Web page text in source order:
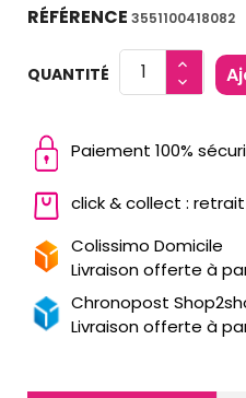
RÉFÉRENCE 3551100418082
QUANTITÉ
Paiement 100%
click & collect :
Colissimo Domicile
Livraison offerte à
Chronopost
Livraison offerte à